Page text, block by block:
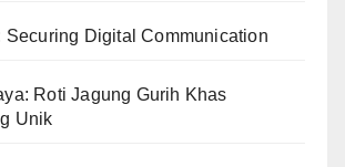
Securing Digital Communication
Roti Jagung Gurih Khas
Unik